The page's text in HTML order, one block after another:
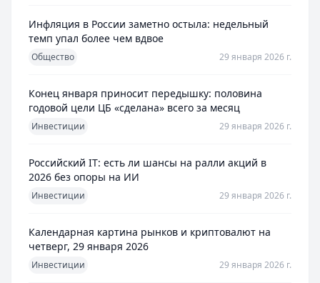
Инфляция в России заметно остыла: недельный
темп упал более чем вдвое
Общество 29 января 2026 г.
Конец января приносит передышку: половина
годовой цели ЦБ «сделана» всего за месяц
Инвестиции 29 января 2026 г.
Российский IT: есть ли шансы на ралли акций в
2026 без опоры на ИИ
Инвестиции 29 января 2026 г.
Календарная картина рынков и криптовалют на
четверг, 29 января 2026
Инвестиции 29 января 2026 г.